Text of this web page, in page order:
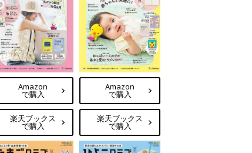
Amazon
で購入
楽天ブックス
で購入
Amazon
で購入
楽天ブックス
で購入